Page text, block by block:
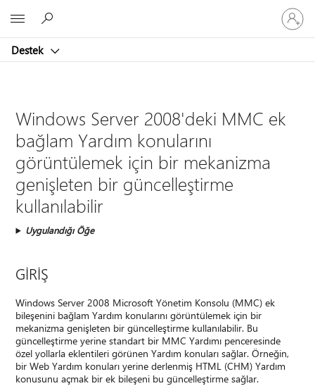
Destek
oturum
açın
Windows Server 2008'deki MMC ek
bağlam Yardım konularını
görüntülemek için bir mekanizma
genişleten bir güncelleştirme
kullanılabilir
Uygulandığı Öğe
GİRİŞ
Windows Server 2008 Microsoft Yönetim Konsolu (MMC) ek
bileşenini bağlam Yardım konularını görüntülemek için bir
mekanizma genişleten bir güncelleştirme kullanılabilir. Bu
güncelleştirme yerine standart bir MMC Yardımı penceresinde
özel yollarla eklentileri görünen Yardım konuları sağlar. Örneğin,
bir Web Yardım konuları yerine derlenmiş HTML (CHM) Yardım
konusunu açmak bir ek bileşeni bu güncelleştirme sağlar.